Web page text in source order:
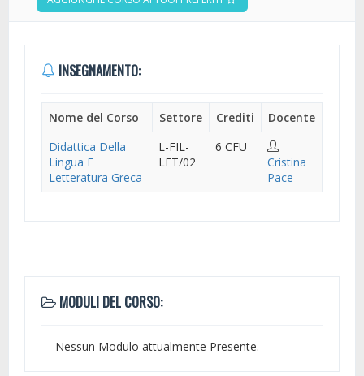
INSEGNAMENTO:
Nome del Corso Settore Crediti
Docente
Didattica Della
Lingua E
Letteratura Greca
L-FIL-
LET/02
6 CFU
Cristina
Pace
MODULI DEL CORSO:
Nessun Modulo attualmente Presente.